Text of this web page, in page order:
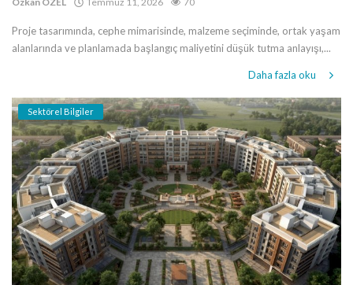
Proje tasarımında, cephe mimarisinde, malzeme seçiminde, ortak yaşam
alanlarında ve planlamada başlangıç maliyetini düşük tutma anlayışı,...
Daha fazla oku
Sektörel Bilgiler